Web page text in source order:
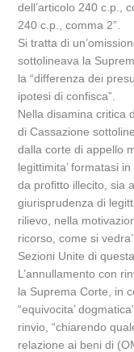
dell’articolo 240 c.p.,
240 c.p., comma 2”.
Si tratta di
sottolineava la
la “differenza dei
ipotesi di confisca”.
Nella disamina critica
di Cassazione
dalla corte di appello
legittimita’ formatasi
da profitto illecito, sia
giurisprudenza di
rilievo, nella
ricorso, come si
Sezioni Unite di
L’annullamento con
la Suprema Corte, in
“equivocita’
rinvio, “chiarendo
relazione ai beni di